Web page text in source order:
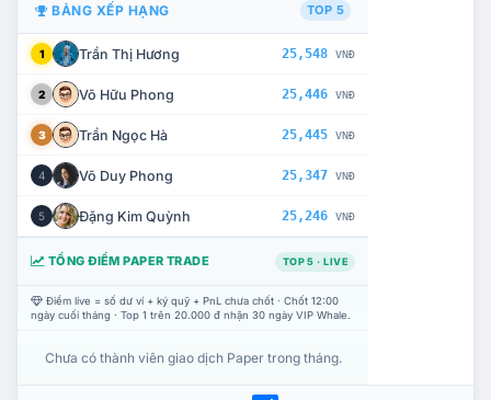
BẢNG XẾP HẠNG TOP 5
1 Trần Thị Hương 25,548 VNĐ
2 Võ Hữu Phong 25,446 VNĐ
3 Trần Ngọc Hà 25,445 VNĐ
4 Võ Duy Phong 25,347 VNĐ
5 Đặng Kim Quỳnh 25,246 VNĐ
TỔNG ĐIỂM PAPER TRADE TOP 5 · LIVE
Điểm live = số dư ví + ký quỹ + PnL chưa chốt · Chốt 12:00
ngày cuối tháng · Top 1 trên 20.000 đ nhận 30 ngày VIP Whale.
Chưa có thành viên giao dịch Paper trong tháng.